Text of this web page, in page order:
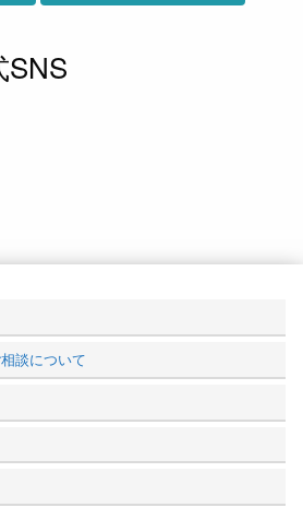
SNS
談について